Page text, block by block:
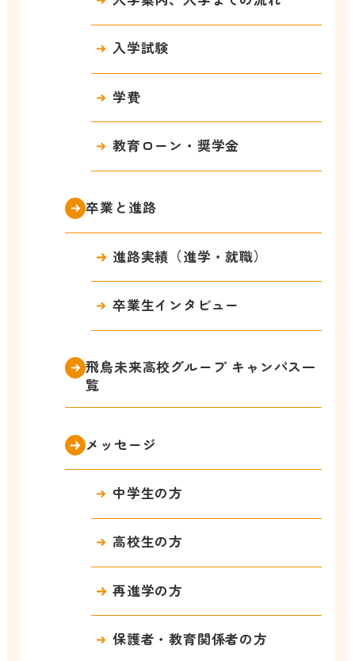
入学試験
学費
教育ローン・奨学金
卒業と進路
進路実績（進学・就職）
卒業生インタビュー
飛鳥未来高校グループ キャンパス一
覧
メッセージ
中学生の方
高校生の方
再進学の方
保護者・教育関係者の方